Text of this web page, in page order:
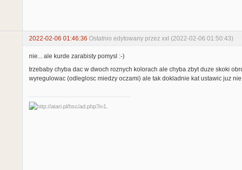
2022-02-06 01:46:36 Ostatnio edytowany przez xxl (2022-02-06 01:50:43)
nie... ale kurde zarabisty pomysl :-)
trzebaby chyba dac w dwoch roznych kolorach ale chyba zbyt duze skoki
wyregulowac (odleglosc miedzy oczami) ale tak dokladnie kat ustawic juz nie